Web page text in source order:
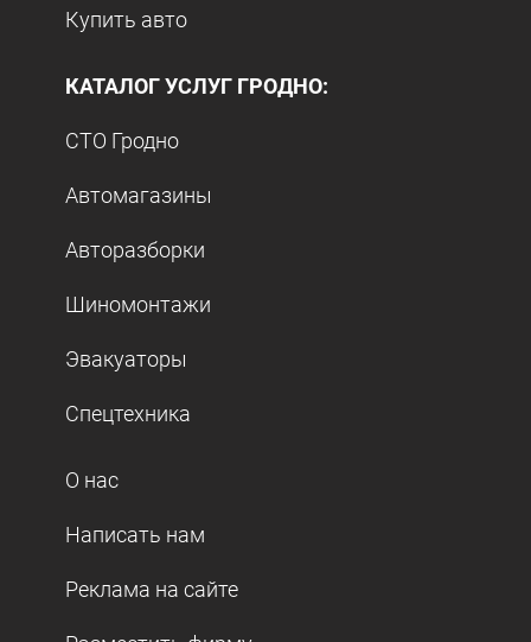
Купить авто
КАТАЛОГ УСЛУГ ГРОДНО:
СТО Гродно
Автомагазины
Авторазборки
Шиномонтажи
Эвакуаторы
Спецтехника
О нас
Написать нам
Реклама на сайте